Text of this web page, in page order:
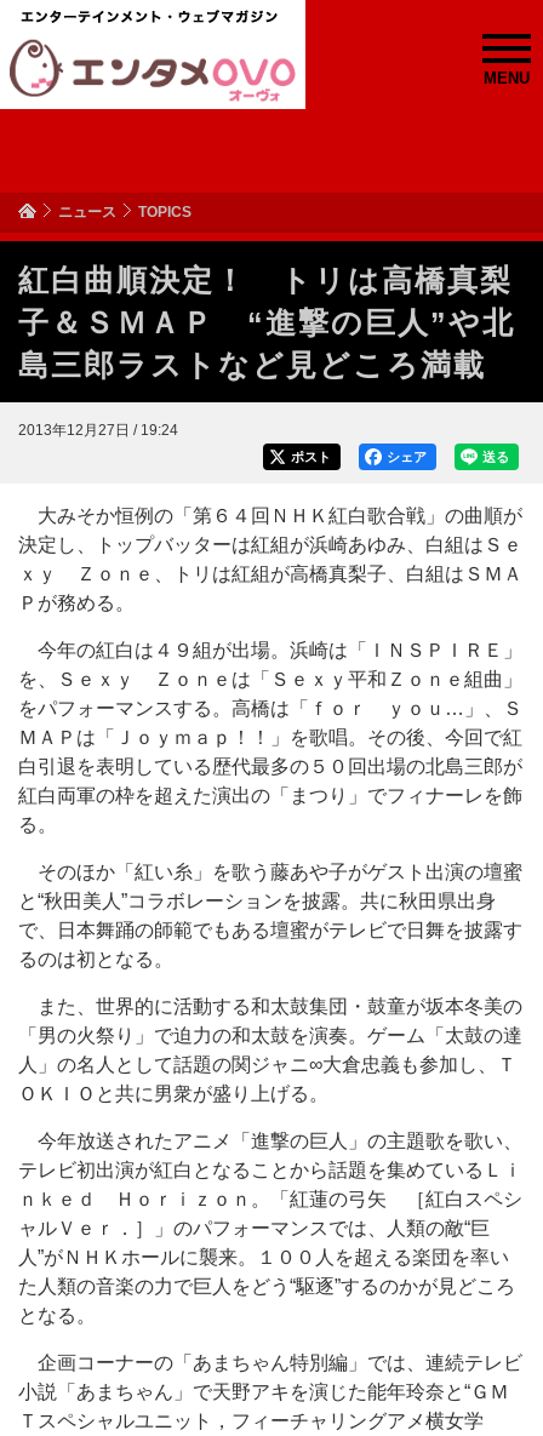
MENU
ニュース TOPICS
紅白曲順決定！ トリは高橋真梨
子＆ＳＭＡＰ “進撃の巨人”や北
島三郎ラストなど見どころ満載
2013年12月27日 / 19:24
送る
シェア
ポスト
大みそか恒例の「第６４回ＮＨＫ紅白歌合戦」の曲順が
決定し、トップバッターは紅組が浜崎あゆみ、白組はＳｅ
ｘｙ Ｚｏｎｅ、トリは紅組が高橋真梨子、白組はＳＭＡ
Ｐが務める。
今年の紅白は４９組が出場。浜崎は「ＩＮＳＰＩＲＥ」
を、Ｓｅｘｙ Ｚｏｎｅは「Ｓｅｘｙ平和Ｚｏｎｅ組曲」
をパフォーマンスする。高橋は「ｆｏｒ ｙｏｕ…」、Ｓ
ＭＡＰは「Ｊｏｙｍａｐ！！」を歌唱。その後、今回で紅
白引退を表明している歴代最多の５０回出場の北島三郎が
紅白両軍の枠を超えた演出の「まつり」でフィナーレを飾
る。
そのほか「紅い糸」を歌う藤あや子がゲスト出演の壇蜜
と“秋田美人”コラボレーションを披露。共に秋田県出身
で、日本舞踊の師範でもある壇蜜がテレビで日舞を披露す
るのは初となる。
また、世界的に活動する和太鼓集団・鼓童が坂本冬美の
「男の火祭り」で迫力の和太鼓を演奏。ゲーム「太鼓の達
人」の名人として話題の関ジャニ∞大倉忠義も参加し、Ｔ
ＯＫＩＯと共に男衆が盛り上げる。
今年放送されたアニメ「進撃の巨人」の主題歌を歌い、
テレビ初出演が紅白となることから話題を集めているＬｉ
ｎｋｅｄ Ｈｏｒｉｚｏｎ。「紅蓮の弓矢 ［紅白スペシ
ャルＶｅｒ．］」のパフォーマンスでは、人類の敵“巨
人”がＮＨＫホールに襲来。１００人を超える楽団を率い
た人類の音楽の力で巨人をどう“駆逐”するのかが見どころ
となる。
企画コーナーの「あまちゃん特別編」では、連続テレビ
小説「あまちゃん」で天野アキを演じた能年玲奈と“ＧＭ
Ｔスペシャルユニット，フィーチャリングアメ横女学